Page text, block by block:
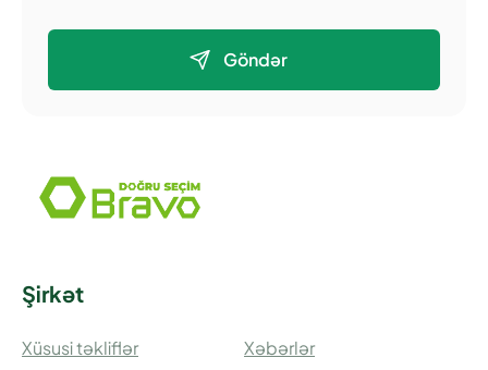
Göndər
Şirkət
Xüsusi təkliflər
Xəbərlər